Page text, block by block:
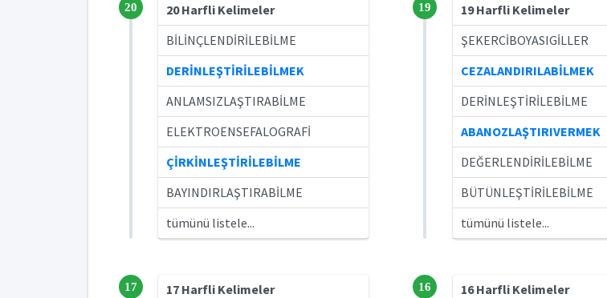
20
20 Harfli Kelimeler
BİLİNÇLENDİRİLEBİLME
DERİNLEŞTİRİLEBİLMEK
ANLAMSIZLAŞTIRABİLME
ELEKTROENSEFALOGRAFİ
ÇİRKİNLEŞTİRİLEBİLME
BAYINDIRLAŞTIRABİLME
tümünü listele...
19
19 Harfli Kelimeler
ŞEKERCİBOYASIGİLLER
CEZALANDIRILABİLMEK
DERİNLEŞTİRİLEBİLME
ABANOZLAŞTIRIVERMEK
DEĞERLENDİRİLEBİLME
BÜTÜNLEŞTİRİLEBİLME
tümünü listele...
17
17 Harfli Kelimeler
16
16 Harfli Kelimeler